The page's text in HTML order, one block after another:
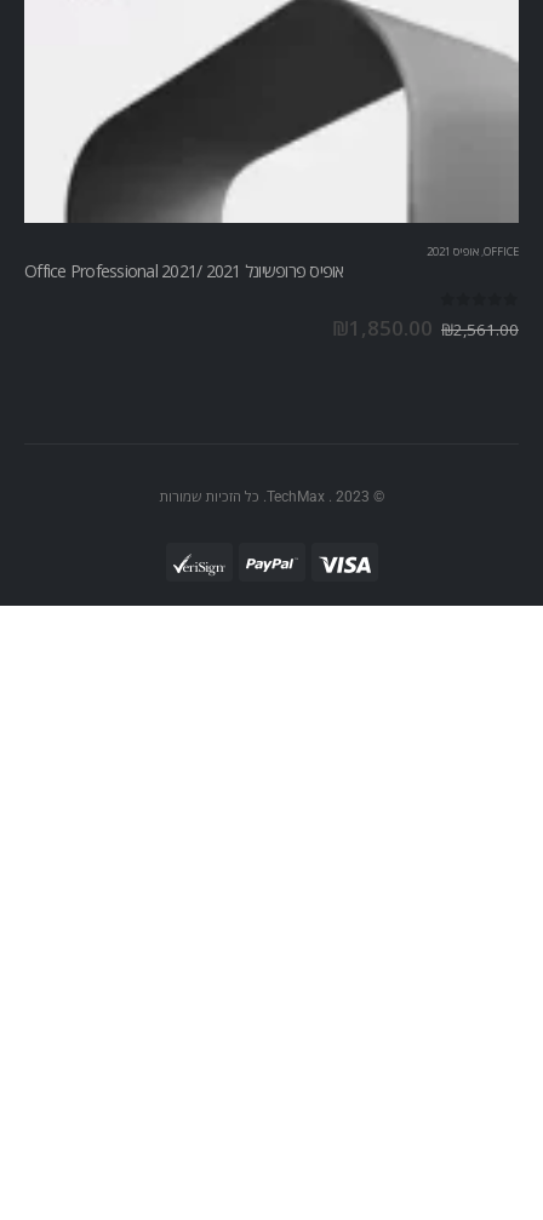
OFFICE
, אופיס 2021
אופיס פרופשיונל 2021 /Office Professional 2021
₪2,561.00
₪1,850.00
© TechMax . 2023. כל הזכיות שמורות